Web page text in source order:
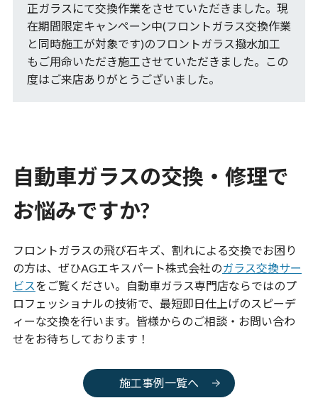
正ガラスにて交換作業をさせていただきました。現
在期間限定キャンペーン中(フロントガラス交換作業
と同時施工が対象です)のフロントガラス撥水加工
もご用命いただき施工させていただきました。この
度はご来店ありがとうございました。
自動車ガラスの交換・修理で
お悩みですか?
フロントガラスの飛び石キズ、割れによる交換でお困り
の方は、ぜひAGエキスパート株式会社のガラス交換サー
ビスをご覧ください。自動車ガラス専門店ならではのプ
ロフェッショナルの技術で、最短即日仕上げのスピーデ
ィーな交換を行います。皆様からのご相談・お問い合わ
せをお待ちしております！
施工事例一覧へ